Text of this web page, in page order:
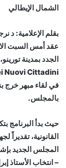
الشمال الإيطالي
بقلم الإعلامية: د
عقد أمس السبت
الجدد بمدينة تورينو،
Nuovi Cittadini`
بالمجلس.
حيث بدأ البرنامج
القانونية، تقديراً
المجلس الجديد
– انتخاب الأستاذ